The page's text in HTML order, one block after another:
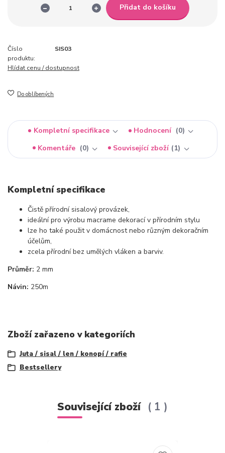
Přidat do košíku
Číslo
produktu:
SIS03
Hlídat cenu / dostupnost
Do oblíbených
Kompletní specifikace Hodnocení
0
Komentáře
0 Související zboží 1
Kompletní specifikace
Čistě přírodní sisalový provázek,
ideální pro výrobu macrame dekorací v přírodním stylu
lze ho také použit v domácnost nebo různým dekoračním
účelům,
zcela přírodní bez umělých vláken a barviv.
Průměr: 2 mm
Návin: 250m
Zboží zařazeno v kategoriích
Juta / sisal / len / konopí / rafie
Bestsellery
Související zboží 1